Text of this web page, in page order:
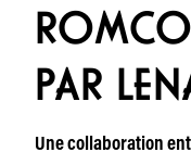
PAR
Une collaboration